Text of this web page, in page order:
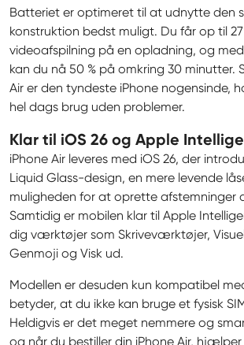
Batteriet er optimeret til at udnytte den
konstruktion bedst muligt. Du får op til
videoafspilning på en opladning, og
kan du nå 50 % på omkring 30 minutter.
Air er den tyndeste iPhone nogensinde,
hel dags brug uden problemer.
Klar til iOS 26 og Apple
iPhone Air leveres med iOS 26, der
Liquid Glass-design, en mere levende
muligheden for at oprette afstemninger
Samtidig er mobilen klar til Apple
dig værktøjer som Skriveværktøjer,
Genmoji og Visk ud.
Modellen er desuden kun kompatibel
betyder, at du ikke kan bruge et fysisk
Heldigvis er det meget nemmere og
og når du bestiller din iPhone Air,